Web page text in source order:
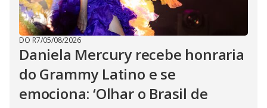
DO R7/05/08/2026
Daniela Mercury recebe honraria
do Grammy Latino e se
emociona: ‘Olhar o Brasil de